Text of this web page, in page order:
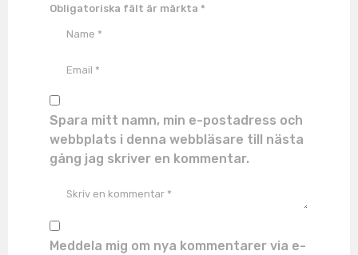
Obligatoriska fält är märkta *
Spara mitt namn, min e-postadress och
webbplats i denna webbläsare till nästa
gång jag skriver en kommentar.
Meddela mig om nya kommentarer via e-